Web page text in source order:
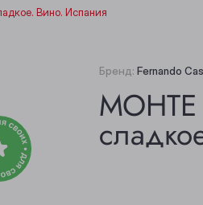
Вино. Испания
Бренд: Fernando
МОНТЕ